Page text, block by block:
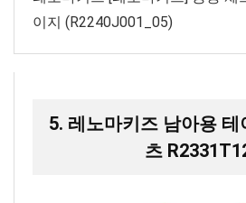
이지 (R2240J001_05)
5. 레노마키즈 남아용 테
츠